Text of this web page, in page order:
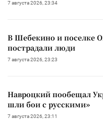
7 августа 2026, 23:34
В Шебекино и поселке
пострадали люди
7 августа 2026, 23:23
Навроцкий пообещал
шли бои с русскими»
7 августа 2026, 23:11